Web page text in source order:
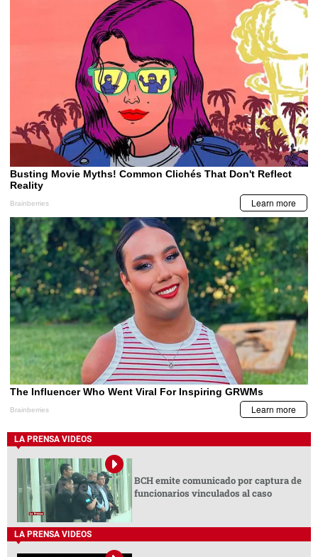
LA PRENSA VIDEOS
BCH emite comunicado por captura de
funcionarios vinculados al caso
LA PRENSA VIDEOS